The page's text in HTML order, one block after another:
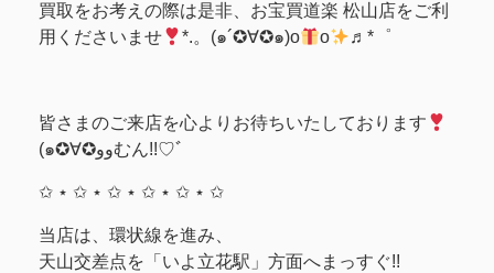
買取をお考えの際は是非、お宝買道楽 松山店をご利
用くださいませ
*.。(๑´✪∀✪๑)o o ♬*゜
皆さまのご来店を心よりお待ちいたしております
(๑✪∀✪ووむん!!♡ﾞ
✩ ⋆ ✩ ⋆ ✩ ⋆ ✩ ⋆ ✩ ⋆ ✩
当店は、環状線を進み、
天山交差点を「いよ立花駅」方面へまっすぐ!!